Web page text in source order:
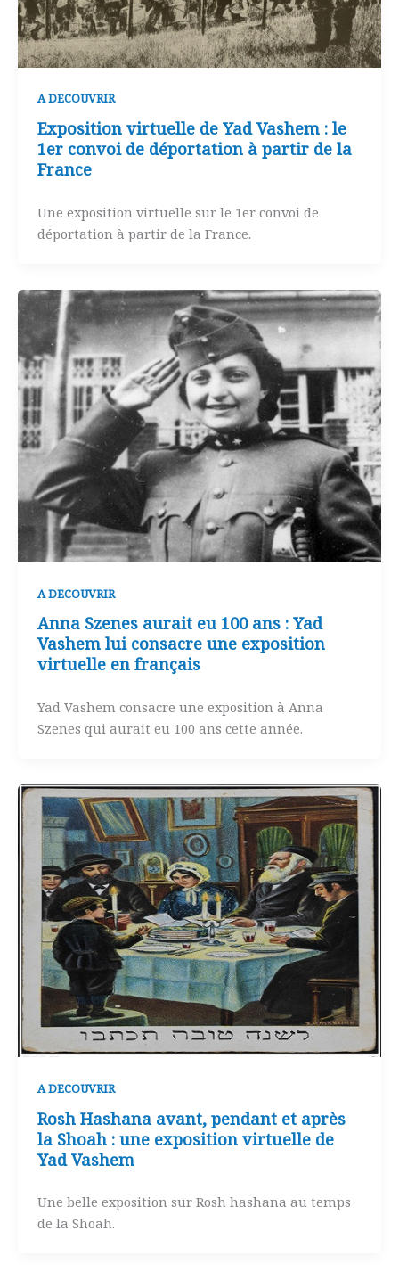
A DECOUVRIR
Exposition virtuelle de Yad Vashem : le
1er convoi de déportation à partir de la
France
Une exposition virtuelle sur le 1er convoi de
déportation à partir de la France.
A DECOUVRIR
Anna Szenes aurait eu 100 ans : Yad
Vashem lui consacre une exposition
virtuelle en français
Yad Vashem consacre une exposition à Anna
Szenes qui aurait eu 100 ans cette année.
A DECOUVRIR
Rosh Hashana avant, pendant et après
la Shoah : une exposition virtuelle de
Yad Vashem
Une belle exposition sur Rosh hashana au temps
de la Shoah.